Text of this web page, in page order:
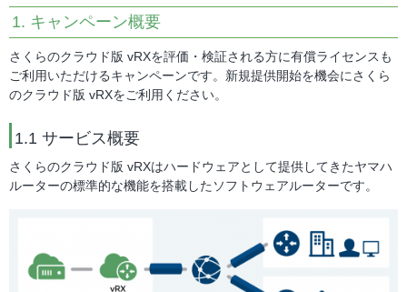
1. キャンペーン概要
さくらのクラウド版 vRXを評価・検証される方に有償ライセンスも
ご利用いただけるキャンペーンです。新規提供開始を機会にさくら
のクラウド版 vRXをご利用ください。
1.1 サービス概要
さくらのクラウド版 vRXはハードウェアとして提供してきたヤマハ
ルーターの標準的な機能を搭載したソフトウェアルーターです。